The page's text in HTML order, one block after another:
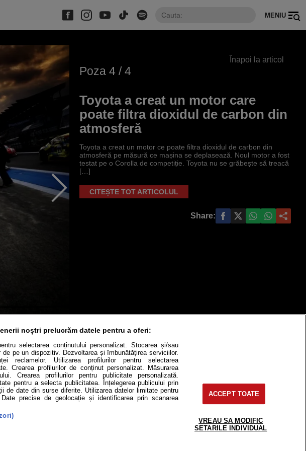
MENIU
Înapoi la articol
Poza 4 / 4
Toyota a creat un motor care
poate filtra dioxidul de carbon din
atmosferă
Toyota a creat un motor ce poate filtra dioxidul de carbon din
atmosferă pe măsură ce mașina se deplasează. Noul motor a fost
testat pe o Corolla de competiție. Toyota nu se grăbește să treacă
[…]
CITEȘTE TOT ARTICOLUL
Share:
Podcast cu Prioritate Cât costă?
Echipa editorială Contact Modifică Setările
sau persoană (site-uri, instituţii mass-media, firme de
de Drepturi de Autor fără acordul nostru.
noștri prelucrăm datele pentru a oferi:
selectarea conținutului personalizat. Stocarea și/sau
de pe un dispozitiv. Dezvoltarea și îmbunătățirea serviciilor.
reclamelor. Utilizarea profilurilor pentru selectarea
Crearea profilurilor de conținut personalizat. Măsurarea
Crearea profilurilor pentru publicitate personalizată.
pentru a selecta publicitatea. Înțelegerea publicului prin
de date din surse diferite. Utilizarea datelor limitate pentru
precise de geolocație și identificarea prin scanarea
ACCEPT TOATE
VREAU SA MODIFIC
SETARILE INDIVIDUAL